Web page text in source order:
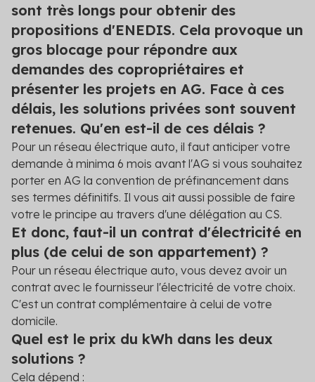
sont très longs pour obtenir des
propositions d'ENEDIS. Cela provoque un
gros blocage pour répondre aux
demandes des copropriétaires et
présenter les projets en AG. Face à ces
délais, les solutions privées sont souvent
retenues. Qu'en est-il de ces délais ?
Pour un réseau électrique auto, il faut anticiper votre
demande à minima 6 mois avant l'AG si vous souhaitez
porter en AG la convention de préfinancement dans
ses termes définitifs. Il vous ait aussi possible de faire
votre le principe au travers d'une délégation au CS.
Et donc, faut-il un contrat d'électricité en
plus (de celui de son appartement) ?
Pour un réseau électrique auto, vous devez avoir un
contrat avec le fournisseur l'électricité de votre choix.
C'est un contrat complémentaire à celui de votre
domicile.
Quel est le prix du kWh dans les deux
solutions ?
Cela dépend :